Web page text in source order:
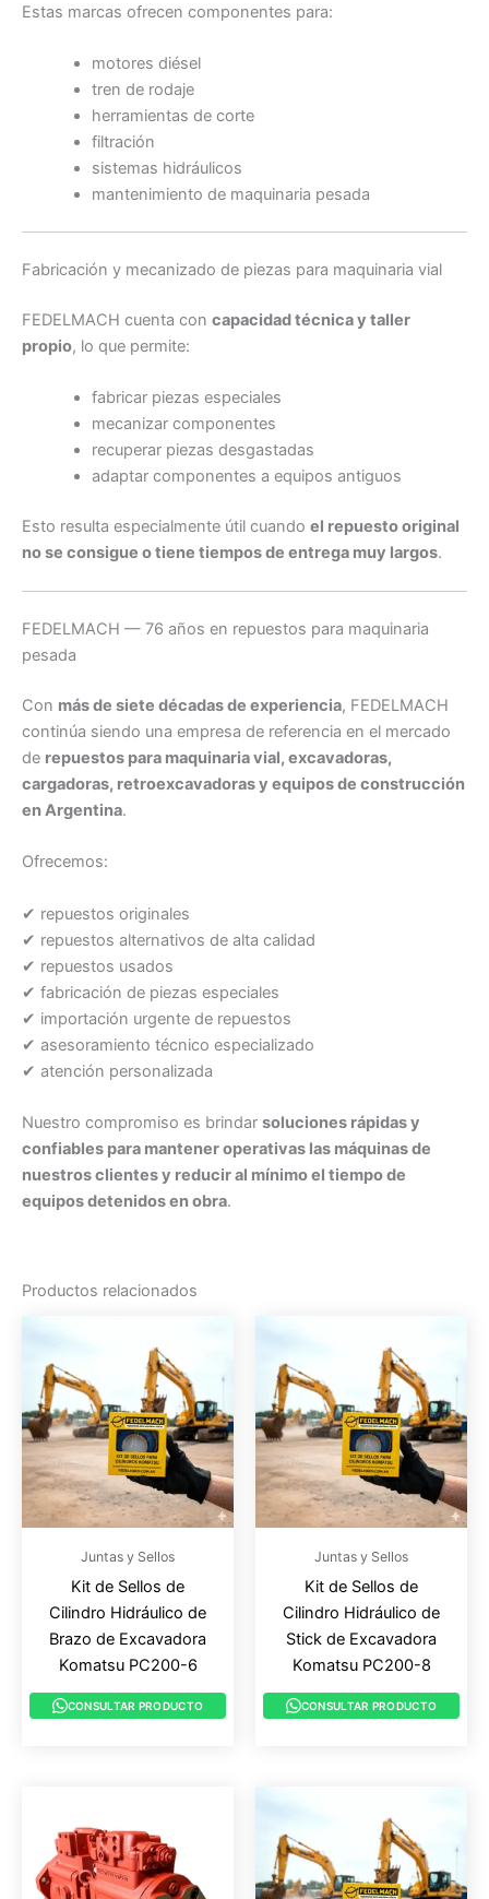
Estas marcas ofrecen componentes para:
motores diésel
tren de rodaje
herramientas de corte
filtración
sistemas hidráulicos
mantenimiento de maquinaria pesada
Fabricación y mecanizado de piezas para maquinaria vial
FEDELMACH cuenta con capacidad técnica y taller
propio, lo que permite:
fabricar piezas especiales
mecanizar componentes
recuperar piezas desgastadas
adaptar componentes a equipos antiguos
Esto resulta especialmente útil cuando el repuesto original
no se consigue o tiene tiempos de entrega muy largos.
FEDELMACH — 76 años en repuestos para maquinaria
pesada
Con más de siete décadas de experiencia, FEDELMACH
continúa siendo una empresa de referencia en el mercado
de repuestos para maquinaria vial, excavadoras,
cargadoras, retroexcavadoras y equipos de construcción
en Argentina.
Ofrecemos:
✔ repuestos originales
✔ repuestos alternativos de alta calidad
✔ repuestos usados
✔ fabricación de piezas especiales
✔ importación urgente de repuestos
✔ asesoramiento técnico especializado
✔ atención personalizada
Nuestro compromiso es brindar soluciones rápidas y
confiables para mantener operativas las máquinas de
nuestros clientes y reducir al mínimo el tiempo de
equipos detenidos en obra.
Productos relacionados
Juntas y Sellos
Kit de Sellos de
Cilindro Hidráulico de
Brazo de Excavadora
Komatsu PC200-6
CONSULTAR PRODUCTO
Juntas y Sellos
Kit de Sellos de
Cilindro Hidráulico de
Stick de Excavadora
Komatsu PC200-8
CONSULTAR PRODUCTO